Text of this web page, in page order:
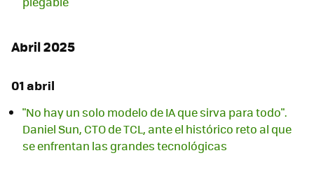
Abril 2025
01 abril
"No hay un solo modelo de IA que sirva para todo".
Daniel Sun, CTO de TCL, ante el histórico reto al que
se enfrentan las grandes tecnológicas